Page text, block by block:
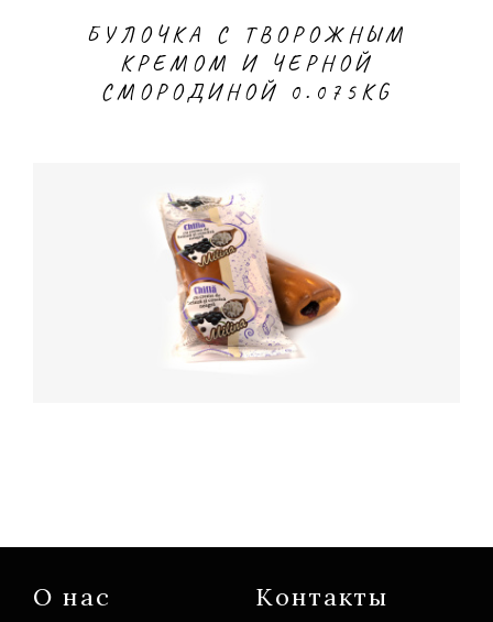
БУЛОЧКА С ТВОРОЖНЫМ
КРЕМОМ И ЧЕРНОЙ
СМОРОДИНОЙ 0.075KG
О нас Контакты